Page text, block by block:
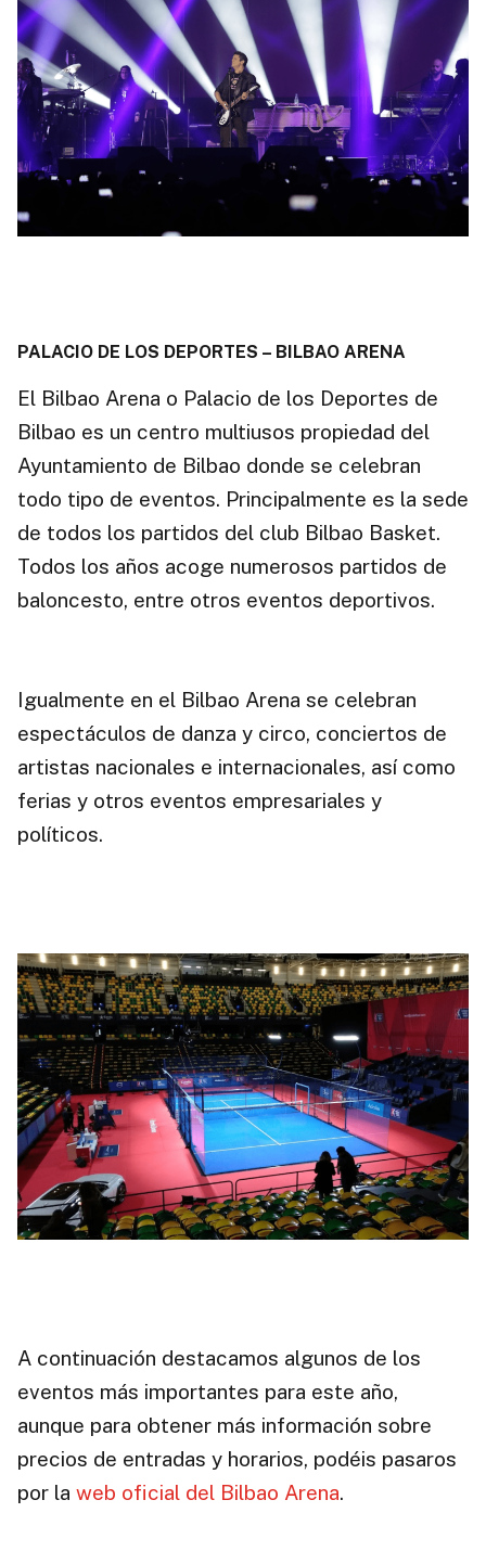
PALACIO DE LOS DEPORTES – BILBAO ARENA
El Bilbao Arena o Palacio de los Deportes de
Bilbao es un centro multiusos propiedad del
Ayuntamiento de Bilbao donde se celebran
todo tipo de eventos. Principalmente es la sede
de todos los partidos del club Bilbao Basket.
Todos los años acoge numerosos partidos de
baloncesto, entre otros eventos deportivos.
Igualmente en el Bilbao Arena se celebran
espectáculos de danza y circo, conciertos de
artistas nacionales e internacionales, así como
ferias y otros eventos empresariales y
políticos.
A continuación destacamos algunos de los
eventos más importantes para este año,
aunque para obtener más información sobre
precios de entradas y horarios, podéis pasaros
por la web oficial del Bilbao Arena.